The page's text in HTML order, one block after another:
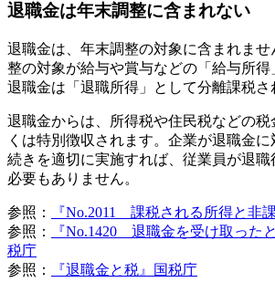
退職金は年末調整に含まれない
退職金は、年末調整の対象に含まれませ
整の対象が給与や賞与などの「給与所得
退職金は「退職所得」として分離課税さ
退職金からは、所得税や住民税などの税
くは特別徴収されます。企業が退職金
続きを適切に実施すれば、従業員が退職
必要もありません。
参照：
『No.2011 課税される所得と非
参照：
『No.1420 退職金を受け取った
税庁
参照：
『退職金と税』国税庁